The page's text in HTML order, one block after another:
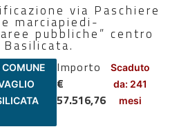
via Paschiere
marciapiedi-
pubbliche” centro
Importo
€
57.516,76
Scaduto
da: 241
mesi